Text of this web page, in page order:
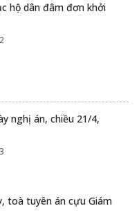
hộ dân đâm đơn khởi
nghị án, chiều 21/4,
toà tuyên án cựu Giám